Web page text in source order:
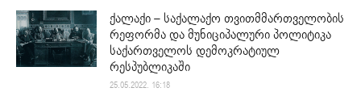
ქალაქი – საქალაქო თვითმმართველობის
რეფორმა და მუნიციპალური პოლიტიკა
საქართველოს დემოკრატიულ
რესპუბლიკაში
25.05.2022. 16:18